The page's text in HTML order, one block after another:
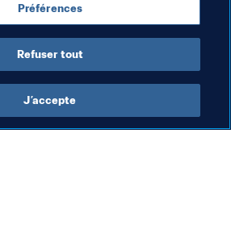
Préférences
Refuser tout
J’accepte